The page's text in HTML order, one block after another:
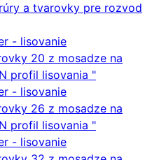
a tvarovky pre rozvod
- lisovanie
20 z mosadze na
profil lisovania "
- lisovanie
26 z mosadze na
profil lisovania "
- lisovanie